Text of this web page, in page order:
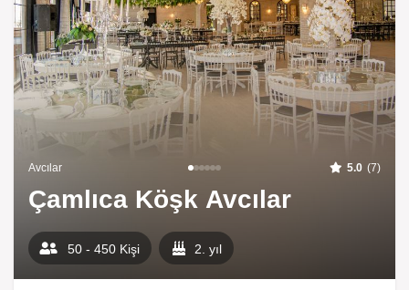
Avcılar 5.0 (7)
Çamlıca Köşk Avcılar
50 - 450 Kişi 2. yıl